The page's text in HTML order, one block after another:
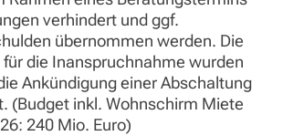
verhindert und ggf.
übernommen werden. Die
für die Inanspruchnahme wurden
Ankündigung einer Abschaltung
(Budget inkl. Wohnschirm Miete
240 Mio. Euro)